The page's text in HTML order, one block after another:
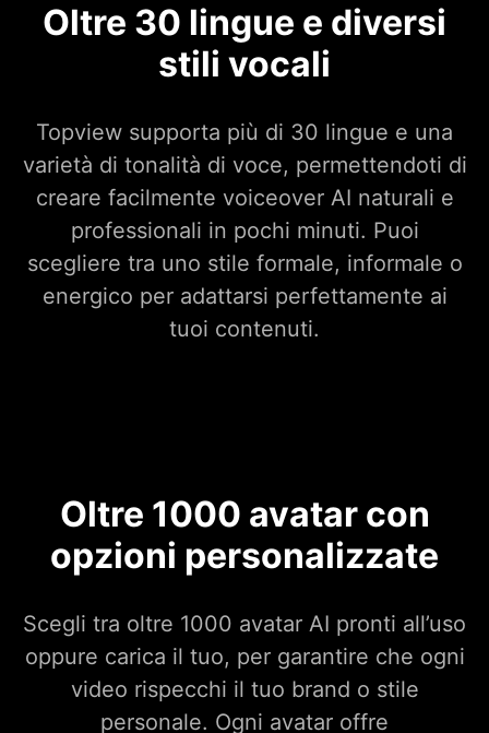
Oltre 30 lingue e diversi
stili vocali
Topview supporta più di 30 lingue e una
varietà di tonalità di voce, permettendoti di
creare facilmente voiceover AI naturali e
professionali in pochi minuti. Puoi
scegliere tra uno stile formale, informale o
energico per adattarsi perfettamente ai
tuoi contenuti.
Oltre 1000 avatar con
opzioni personalizzate
Scegli tra oltre 1000 avatar AI pronti all’uso
oppure carica il tuo, per garantire che ogni
video rispecchi il tuo brand o stile
personale. Ogni avatar offre